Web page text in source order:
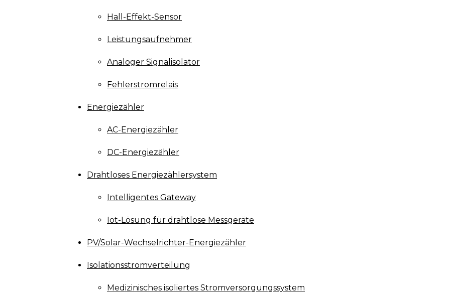
Hall-Effekt-Sensor
Leistungsaufnehmer
Analoger Signalisolator
Fehlerstromrelais
Energiezähler
AC-Energiezähler
DC-Energiezähler
Drahtloses Energiezählersystem
Intelligentes Gateway
Iot-Lösung für drahtlose Messgeräte
PV/Solar-Wechselrichter-Energiezähler
Isolationsstromverteilung
Medizinisches isoliertes Stromversorgungssystem